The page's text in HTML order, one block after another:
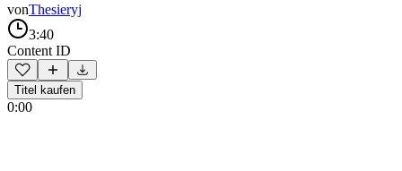
vonThesieryj
3:40
Content ID
Titel kaufen
0:00